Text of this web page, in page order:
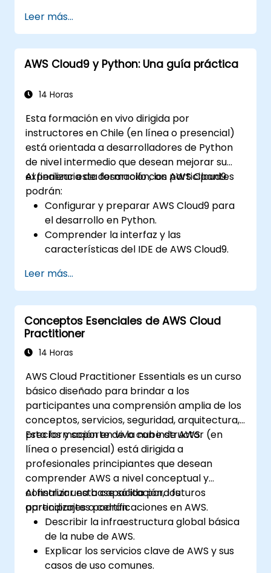
datos de AWS como S3, RDS y Redshift.
Utilizar AWS Cloud9 para el desarrollo y
despliegue de modelos de aprendizaje
automático.
para el análisis y procesamiento de datos.
Leer más...
AWS Cloud9 y Python: Una guía práctica
14 Horas
Esta formación en vivo dirigida por
instructores en Chile (en línea o presencial)
está orientada a desarrolladores de Python
de nivel intermedio que desean mejorar su
experiencia de desarrollo con AWS Cloud9.
Al finalizar esta formación, los participantes
podrán:
Configurar y preparar AWS Cloud9 para
el desarrollo en Python.
Comprender la interfaz y las
características del IDE de AWS Cloud9.
Python en AWS Cloud9.
Colaborar con otros desarrolladores
utilizando la plataforma AWS Cloud9.
Integrar AWS Cloud9 con otros servicios
de AWS para despliegues avanzados.
Leer más...
Conceptos Esenciales de AWS Cloud
Practitioner
14 Horas
AWS Cloud Practitioner Essentials es un curso
básico diseñado para brindar a los
participantes una comprensión amplia de los
conceptos, servicios, seguridad, arquitectura,
precios y soporte de la nube de AWS.
Esta formación en vivo con instructor (en
línea o presencial) está dirigida a
profesionales principiantes que desean
comprender AWS a nivel conceptual y
construir una base sólida para futuros
aprendizajes o certificaciones en AWS.
Al finalizar esta capacitación, los
participantes podrán:
Describir la infraestructura global básica
de la nube de AWS.
Explicar los servicios clave de AWS y sus
casos de uso comunes.